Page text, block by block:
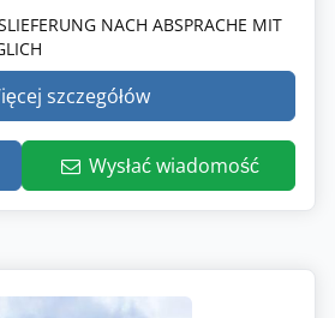
NACH ABSPRACHE MIT
szczegółów
Wysłać wiadomość